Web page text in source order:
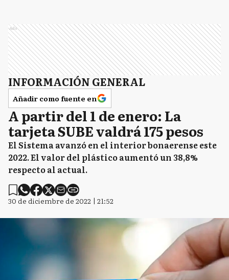
Ads
INFORMACIÓN GENERAL
Añadir como fuente en
A partir del 1 de enero: La
tarjeta SUBE valdrá 175 pesos
El Sistema avanzó en el interior bonaerense este
2022. El valor del plástico aumentó un 38,8%
respecto al actual.
30 de diciembre de 2022 | 21:52